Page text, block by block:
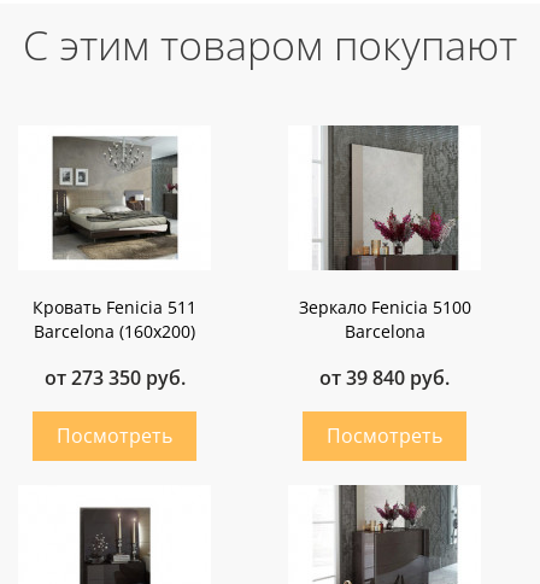
С этим товаром покупают
Кровать Fenicia 511
Barcelona (160х200)
от 273 350 руб.
Зеркало Fenicia 5100
Barcelona
от 39 840 руб.